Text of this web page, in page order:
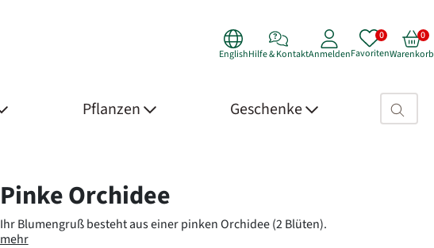
EnglishHilfe & KontaktAnmeldenFavoritenWarenkorb
Pflanzen Geschenke Suchfeld>
Product Details
Pinke Orchidee
Ihr Blumengruß besteht aus einer pinken Orchidee (2 Blüten).
mehr